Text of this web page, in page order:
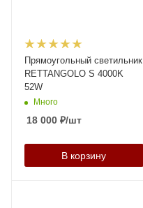
Прямоугольный светильник
RETTANGOLO S 4000K
52W
Много
18 000 ₽/шт
В корзину